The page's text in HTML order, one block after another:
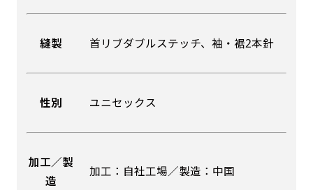
縫製 首リブダブルステッチ、袖・裾2本針
性別 ユニセックス
加工／製
造
加工：自社工場／製造：中国
布A1ポスター(60x84)
のぼりだけでなく、ポスターも作れます。
のぼり旗と同じデザインで飾れば宣伝効果UP!
布A1ポスター(84x60)
のぼりだけでなく、ポスターも作れます。
のぼり旗と同じデザインで飾れば宣伝効果UP!